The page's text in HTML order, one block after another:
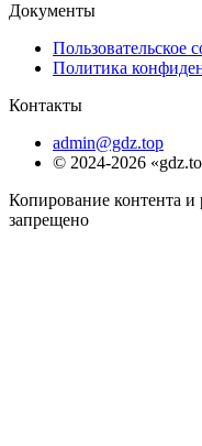
Документы
Пользовательское
Политика
Контакты
admin@gdz.top
© 2024-2026
Копирование контента и
запрещено